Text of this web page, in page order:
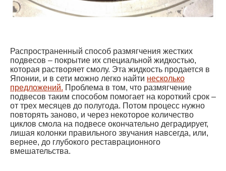
Распространенный способ размягчения жестких
подвесов – покрытие их специальной жидкостью,
которая растворяет смолу. Эта жидкость продается в
Японии, и в сети можно легко найти несколько
предложений. Проблема в том, что размягчение
подвесов таким способом помогает на короткий срок –
от трех месяцев до полугода. Потом процесс нужно
повторять заново, и через некоторое количество
циклов смола на подвесе окончательно деградирует,
лишая колонки правильного звучания навсегда, или,
вернее, до глубокого реставрационного
вмешательства.